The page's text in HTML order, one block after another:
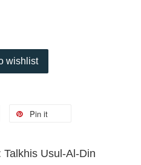
wishlist
Pin it
Usul-Al-Din